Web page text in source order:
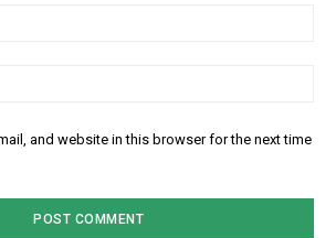
and website in this browser for the next time